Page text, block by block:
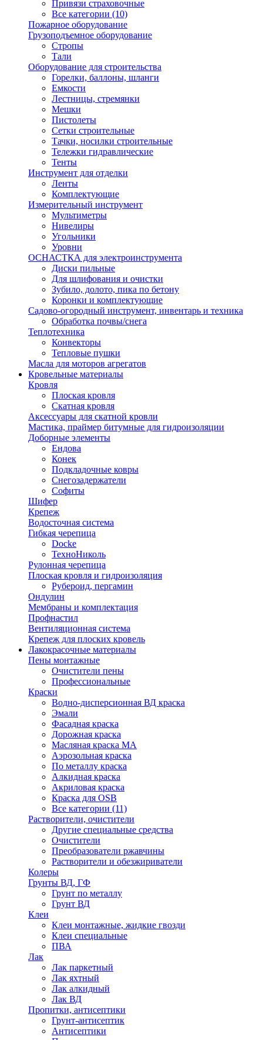
Привязи страховочные
Все категории (10)
Пожарное оборудование
Грузоподъемное оборудование
Стропы
Тали
Оборудование для строительства
Горелки, баллоны, шланги
Емкости
Лестницы, стремянки
Мешки
Пистолеты
Сетки строительные
Тачки, носилки строительные
Тележки гидравлические
Тенты
Инструмент для отделки
Ленты
Комплектующие
Измерительный инструмент
Мультиметры
Нивелиры
Угольники
Уровни
ОСНАСТКА для электроинструмента
Диски пильные
Для шлифования и очистки
Зубило, долото, пика по бетону
Коронки и комплектующие
Садово-огородный инструмент, инвентарь и техника
Обработка почвы/снега
Теплотехника
Конвекторы
Тепловые пушки
Масла для моторов агрегатов
Кровельные материалы
Кровля
Плоская кровля
Скатная кровля
Аксессуары для скатной кровли
Мастика, праймер битумные для гидроизоляции
Доборные элементы
Ендова
Конек
Подкладочные ковры
Снегозадержатели
Софиты
Шифер
Крепеж
Водосточная система
Гибкая черепица
Docke
ТехноНиколь
Рулонная черепица
Плоская кровля и гидроизоляция
Рубероид, пергамин
Ондулин
Мембраны и комплектация
Профнастил
Вентиляционная система
Крепеж для плоских кровель
Лакокрасочные материалы
Пены монтажные
Очистители пены
Профессиональные
Краски
Водно-дисперсионная ВД краска
Эмали
Фасадная краска
Дорожная краска
Масляная краска МА
Аэрозольная краска
По металлу краска
Алкидная краска
Акриловая краска
Краска для OSB
Все категории (11)
Растворители, очистители
Другие специальные средства
Очистители
Преобразователи ржавчины
Растворители и обезжириватели
Колеры
Грунты ВД, ГФ
Грунт по металлу
Грунт ВД
Клеи
Клеи монтажные, жидкие гвозди
Клеи специальные
ПВА
Лак
Лак паркетный
Лак яхтный
Лак алкидный
Лак ВД
Пропитки, антисептики
Грунт-антисептик
Антисептики